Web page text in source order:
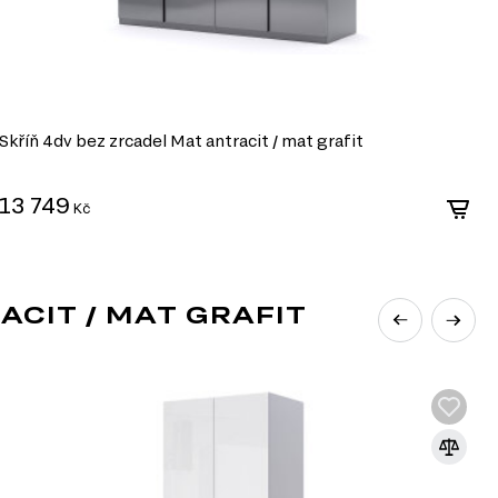
jsou vzájemně harmonicky kombinovány;
rozšíří prostor místnosti; šedá, příp. černá,
Skříň 4dv bez zrcadel Mat antracit / mat grafit
13 749 Kč
/ MAT GRAFIT